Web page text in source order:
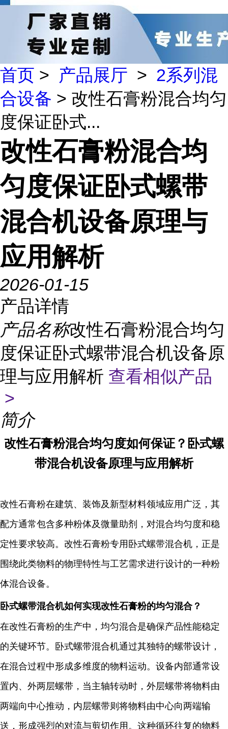
首页 > 产品展厅 > 2系列混
合设备 > 改性石膏粉混合均匀
度保证卧式...
改性石膏粉混合均
匀度保证卧式螺带
混合机设备原理与
应用解析
2026-01-15
产品详情
产品名称改性石膏粉混合均匀
度保证卧式螺带混合机设备原
理与应用解析 查看相似产品
>
简介
改性石膏粉混合均匀度如何保证？卧式螺
带混合机设备原理与应用解析
改性石膏粉在建筑、装饰及新型材料领域应用广泛，其
配方通常包含多种粉体及微量助剂，对混合均匀度和稳
定性要求较高。改性石膏粉专用卧式螺带混合机，正是
围绕此类物料的物理特性与工艺需求进行设计的一种粉
体混合设备。
卧式螺带混合机如何实现改性石膏粉的均匀混合？
在改性石膏粉的生产中，均匀混合是确保产品性能稳定
的关键环节。卧式螺带混合机通过其独特的螺带设计，
在混合过程中形成多维度的物料运动。设备内部通常设
置内、外两层螺带，当主轴转动时，外层螺带将物料由
两端向中心推动，内层螺带则将物料由中心向两端输
送，形成强烈的对流与剪切作用。这种循环往复的物料